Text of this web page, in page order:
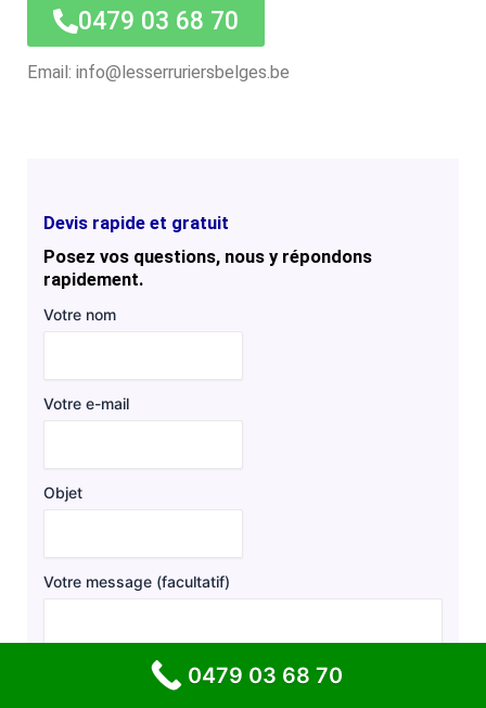
0479 03 68 70
Email: info@lesserruriersbelges.be
Devis rapide et gratuit
Posez vos questions, nous y répondons
rapidement.
Votre nom
Votre e-mail
Objet
Votre message (facultatif)
0479 03 68 70